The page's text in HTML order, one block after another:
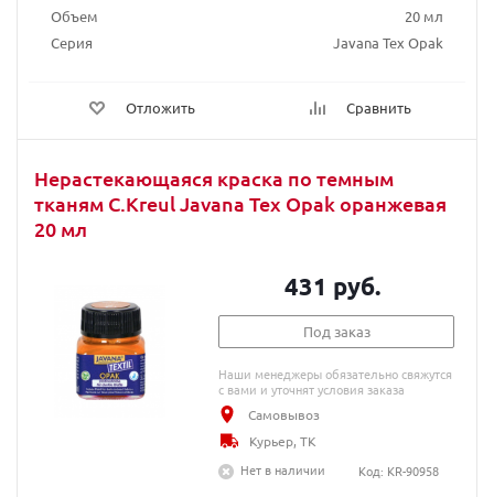
Объем
20 мл
Серия
Javana Tex Opak
Отложить Сравнить
Нерастекающаяся краска по темным
тканям C.Kreul Javana Tex Opak оранжевая
20 мл
431 руб.
Под заказ
Наши менеджеры обязательно свяжутся
с вами и уточнят условия заказа
Самовывоз
Курьер, ТК
Нет в наличии
Код: KR-90958